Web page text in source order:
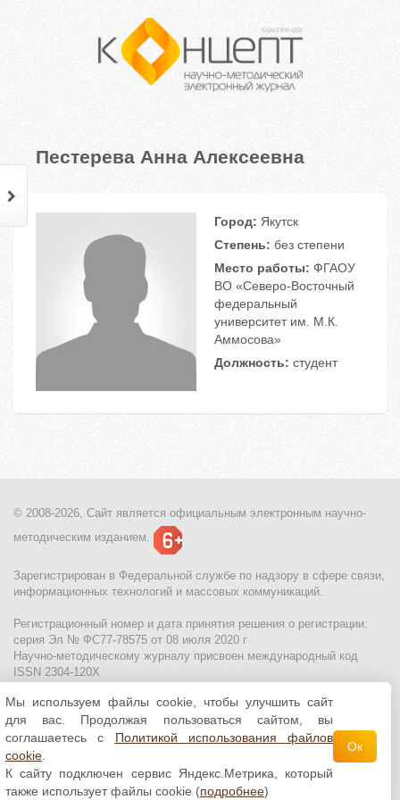
Пестерева Анна Алексеевна
Город: Якутск
Степень: без степени
Место работы: ФГАОУ
ВО «Северо-Восточный
федеральный
университет им. М.К.
Аммосова»
Должность: студент
© 2008-2026, Сайт является официальным электронным научно-
методическим изданием.
Зарегистрирован в Федеральной службе по надзору в сфере связи,
информационных технологий и массовых коммуникаций.
Регистрационный номер и дата принятия решения о регистрации:
серия Эл № ФС77-78575 от 08 июля 2020 г
Научно-методическому журналу присвоен международный код
ISSN 2304-120X
МЦИТО|Школьные олимпиады и онлайн конкурсы для детей
Политика использования файлов cookie| Политика обработки и
защиты персональных данных
Все материалы доступны полицензии Creative
Commons С указанием авторства 4.0 Всемирная
Мы используем файлы cookie, чтобы улучшить сайт
для вас. Продолжая пользоваться сайтом, вы
соглашаетесь с Политикой использования файлов
cookie
К сайту подключен сервис Яндекс.Метрика, который
также использует файлы cookie (подробнее)
Ок